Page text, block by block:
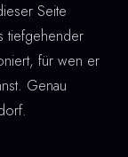
Seite
tiefgehender
für wen er
Genau